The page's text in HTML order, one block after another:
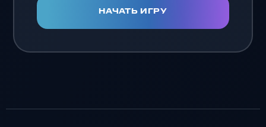
НАЧАТЬ ИГРУ